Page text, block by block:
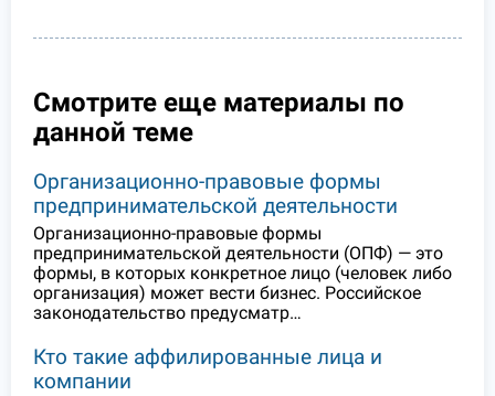
Смотрите еще материалы по
данной теме
Организационно-правовые формы
предпринимательской деятельности
Организационно-правовые формы
предпринимательской деятельности (ОПФ) — это
формы, в которых конкретное лицо (человек либо
организация) может вести бизнес. Российское
законодательство предусматр…
Кто такие аффилированные лица и
компании